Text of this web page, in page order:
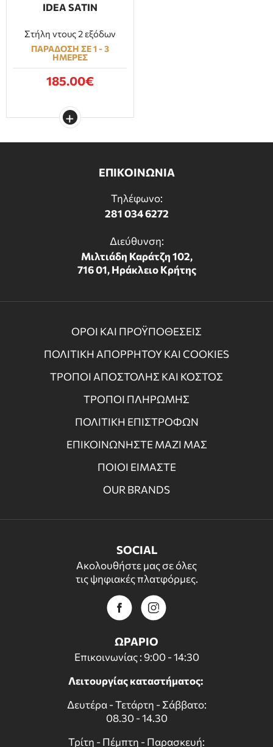
IDEA SATIN
Στήλη ντους 2 εξόδων
ΠΑΡΑΔΟΣΗ ΣΕ 1 - 3
ΗΜΕΡΕΣ
185.00€
ΕΠΙΚΟΙΝΩΝΙΑ
Τηλέφωνο:
281 034 6272
Διεύθυνση:
Μιλτιάδη Καράτζη 102,
716 01, Ηράκλειο Κρήτης
ΟΡΟΙ ΚΑΙ ΠΡΟΫΠΟΘΕΣΕΙΣ
ΠΟΛΙΤΙΚΗ ΑΠΟΡΡΗΤΟΥ ΚΑΙ COOKIES
ΤΡΟΠΟΙ ΑΠΟΣΤΟΛΗΣ ΚΑΙ ΚΟΣΤΟΣ
ΤΡΟΠΟΙ ΠΛΗΡΩΜΗΣ
ΠΟΛΙΤΙΚΗ ΕΠΙΣΤΡΟΦΩΝ
ΕΠΙΚΟΙΝΩΝΗΣΤΕ ΜΑΖΙ ΜΑΣ
ΠΟΙΟΙ ΕΙΜΑΣΤΕ
OUR BRANDS
SOCIAL
Ακολουθήστε μας σε όλες
τις ψηφιακές πλατφόρμες.
ΩΡΑΡΙΟ
Επικοινωνίας : 9:00 - 14:30
Λειτουργίας καταστήματος:
Δευτέρα - Τετάρτη - Σάββατο:
08.30 - 14.30
Τρίτη - Πέμπτη - Παρασκευή: